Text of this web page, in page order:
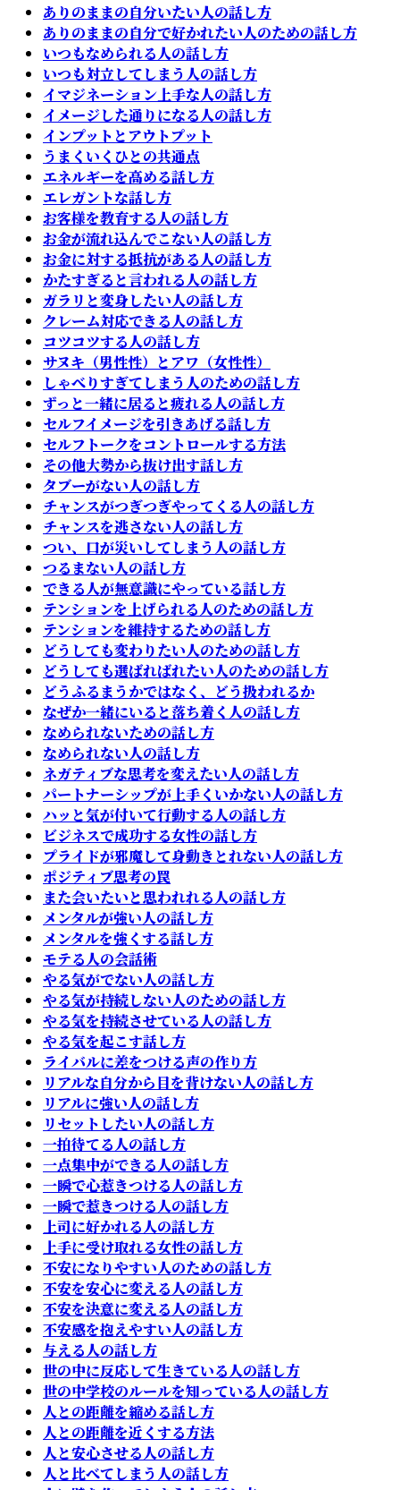
ありのままの自分いたい人の話し方
ありのままの自分で好かれたい人のための話し方
いつもなめられる人の話し方
いつも対立してしまう人の話し方
イマジネーション上手な人の話し方
イメージした通りになる人の話し方
インプットとアウトプット
うまくいくひとの共通点
エネルギーを高める話し方
エレガントな話し方
お客様を教育する人の話し方
お金が流れ込んでこない人の話し方
お金に対する抵抗がある人の話し方
かたすぎると言われる人の話し方
ガラリと変身したい人の話し方
クレーム対応できる人の話し方
コツコツする人の話し方
サヌキ（男性性）とアワ（女性性）
しゃべりすぎてしまう人のための話し方
ずっと一緒に居ると疲れる人の話し方
セルフイメージを引きあげる話し方
セルフトークをコントロールする方法
その他大勢から抜け出す話し方
タブーがない人の話し方
チャンスがつぎつぎやってくる人の話し方
チャンスを逃さない人の話し方
つい、口が災いしてしまう人の話し方
つるまない人の話し方
できる人が無意識にやっている話し方
テンションを上げられる人のための話し方
テンションを維持するための話し方
どうしても変わりたい人のための話し方
どうしても選ばればれたい人のための話し方
どうふるまうかではなく、どう扱われるか
なぜか一緒にいると落ち着く人の話し方
なめられないための話し方
なめられない人の話し方
ネガティブな思考を変えたい人の話し方
パートナーシップが上手くいかない人の話し方
ハッと気が付いて行動する人の話し方
ビジネスで成功する女性の話し方
プライドが邪魔して身動きとれない人の話し方
ポジティブ思考の罠
また会いたいと思われれる人の話し方
メンタルが強い人の話し方
メンタルを強くする話し方
モテる人の会話術
やる気がでない人の話し方
やる気が持続しない人のための話し方
やる気を持続させている人の話し方
やる気を起こす話し方
ライバルに差をつける声の作り方
リアルな自分から目を背けない人の話し方
リアルに強い人の話し方
リセットしたい人の話し方
一拍待てる人の話し方
一点集中ができる人の話し方
一瞬で心惹きつける人の話し方
一瞬で惹きつける人の話し方
上司に好かれる人の話し方
上手に受け取れる女性の話し方
不安になりやすい人のための話し方
不安を安心に変える人の話し方
不安を決意に変える人の話し方
不安感を抱えやすい人の話し方
与える人の話し方
世の中に反応して生きている人の話し方
世の中学校のルールを知っている人の話し方
人との距離を縮める話し方
人との距離を近くする方法
人と安心させる人の話し方
人と比べてしまう人の話し方